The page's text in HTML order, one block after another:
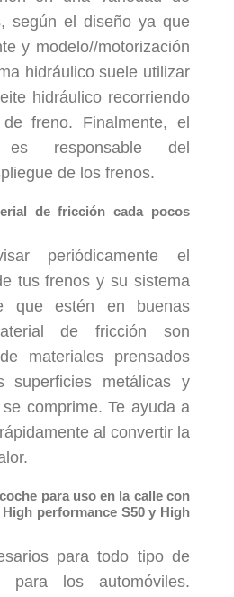
según el diseño ya que
y modelo//motorización
hidráulico suele utilizar
hidráulico recorriendo
freno. Finalmente, el
responsable del
de los frenos.
de fricción cada pocos
periódicamente el
tus frenos y su sistema
que estén en buenas
de fricción son
materiales prensados
superficies metálicas y
comprime. Te ayuda a
al convertir la
para uso en la calle con
performance S50 y High
para todo tipo de
los automóviles.